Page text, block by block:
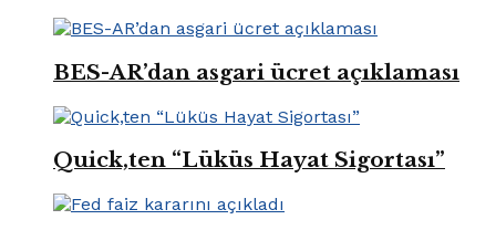
BES-AR’dan asgari ücret açıklaması
Quick,ten “Lüküs Hayat Sigortası”